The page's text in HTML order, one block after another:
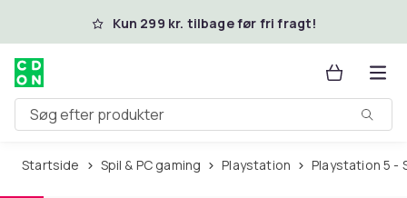
Spring til hovedindhold
Kun 299 kr. tilbage før fri fragt!
Søg efter produkter
Startside Spil & PC gaming Playstation Playstation 5 -